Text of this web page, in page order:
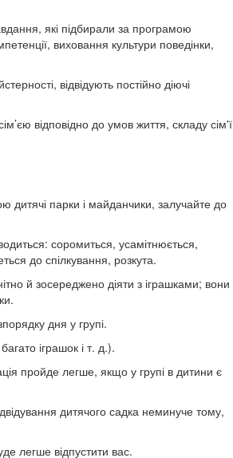
які підбирали за програмою
виховання культури поведінки,
відвідують постійно діючі
відповідно до умов життя, складу сім'ї
дитячі парки і майданчики, залучайте до
соромиться, усамітнюється,
до спілкування, розкута.
й зосереджено діяти з іграшками; вони
дня у групі.
іграшок і т. д.).
пройде легше, якщо у групі в дитини є
дитячого садка неминуче тому,
легше відпустити вас.